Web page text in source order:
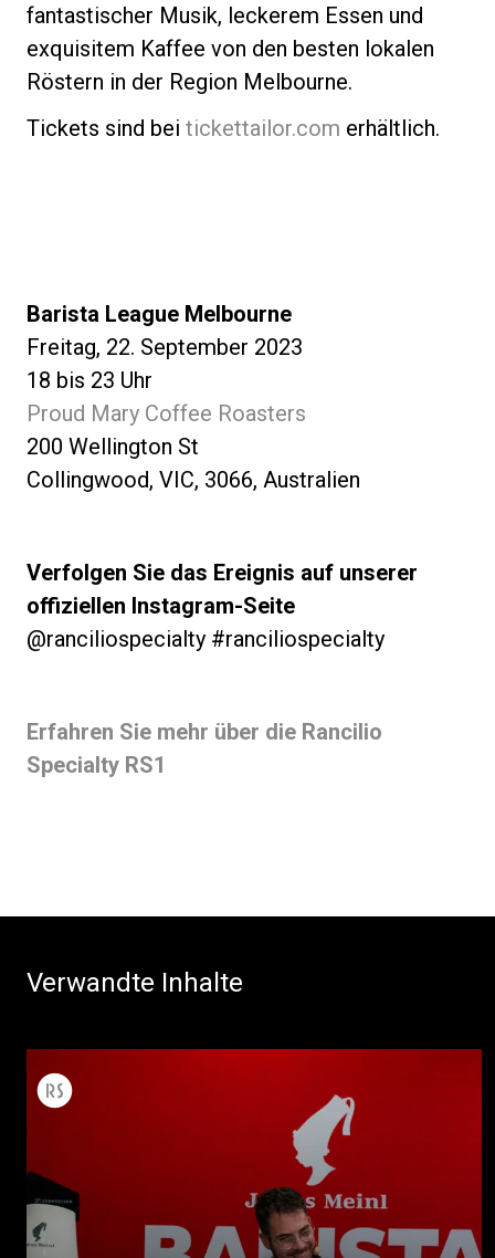
fantastischer Musik, leckerem Essen und
exquisitem Kaffee von den besten lokalen
Röstern in der Region Melbourne.
Tickets sind bei tickettailor.com erhältlich.
Barista League Melbourne
Freitag, 22. September 2023
18 bis 23 Uhr
Proud Mary Coffee Roasters
200 Wellington St
Collingwood, VIC, 3066, Australien
Verfolgen Sie das Ereignis auf unserer
offiziellen Instagram-Seite
@ranciliospecialty #ranciliospecialty
Erfahren Sie mehr über die Rancilio
Specialty RS1
Verwandte Inhalte